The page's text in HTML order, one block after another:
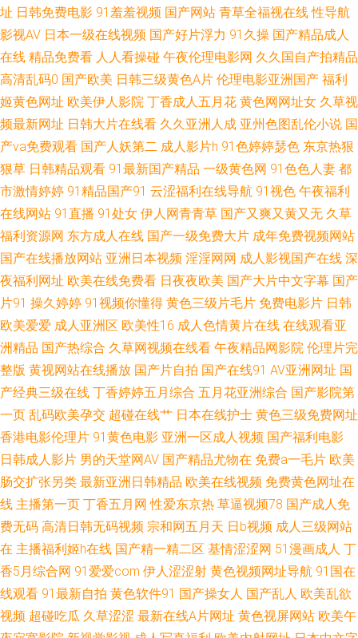
人妻视频网 蜜臀福利91av网 91论坛国产在线视频 日韩欧美瑟瑟网站 色网址
国产全资源在线 AV手机网址 91视频在线免费入口 91原创国产精品 91白浆
91九色真实吃瓜 国内版肏屄视频 熟女二区国产 精品东京热av 91P0狼人社
91黄色91刺激 伊人美女大香蕉 男女av天堂 国际东方AV在线 91视频观看 婷
婷社区成人 久久精品超碰 97国产情侣自拍 影音先锋在线观看麻豆 亚欧色图
有码 日韩福利一区 国产91日本精品 91网页版色色 亚洲日韩国产成人在线 欧
美亚洲日韩国产 导航99亚洲 成人性爱网在线 91在线观看玖玖 亚洲美女毛片
网站 欧美入口一二三 精品无码一区二区无码 婷婷六月se 青青草原社区 国产
精品久久精 丁香婷婷综合激情 91在线视频福利观看 影音先峰AV最新资源 日
韩123级 国产欧美 91社私密麻豆 51色色黑料综合 欧美色色欧美sss 欧美性
五月天 久荜中文字幕 国产91尤物视频网址 大香蕉伊人素人 午夜福利视频合
啪 日韩丝袜美腿精品另类 91人妻激情视频 最新肏屄网 91高潮熟女 女同15p
尤物成人在线 人妖人妖 免费的91黄色直播 女同日本韩欧 国产美女 91探花在
线观看百度 影音先锋中文字幕亚洲 熟女91九色 国产综合欧美日韩一 福利姬
萌萌兔 91大神电影在线观看 97mm美眉福利视频 丝瓜肏肏 久久欧洲色 不卡
址 日韩免费电影 91羞羞视频 国产网站 青草全福视在线 性导航
影视AV 日本一级在线视频 国产好片浮力 91久操 国产精品成人
在线 精品免费看 人人看操碰 午夜伦理电影网 久久国自产拍精品
高清乱码0 国产欧美 日韩三级黄色A片 伦理电影亚洲国产 福利
姬黄色网址 欧美伊人影院 丁香成人五月花 黄色网网址女 久草视
频最新网址 日韩大片在线看 久久亚洲人成 亚州色图乱伦小说 国
产va免费观看 国产人妖第二 成人影片h 91色婷婷瑟色 东京热狠
狠草 日韩精品观看 91最新国产精品 一级黄色网 91色色人妻 都
市激情婷婷 91精品国产91 云涩福利在线导航 91视色 午夜福利
在线网站 91直播 91处女 伊人网青青草 国产又爽又黄又无 久草
福利资源网 东方成人在线 国产一级免费大片 成年免费视频网站
国产在线播放网站 亚洲日本视频 淫淫网网 成人影视国产在线 深
夜福利网址 欧美在线免费看 日夜夜欧美 国产大片中文字幕 国产
片91 操久婷婷 91视频你懂得 黄色三级片毛片 免费电影片 日韩
欧美爱爱 成人亚洲区 欧美性16 成人色情黄片在线 在线观看亚
洲精品 国产热综合 久草网视频在线看 午夜精品网影院 伦理片完
整版 黄视网站在线播放 国产片自拍 国产在线91 AV亚洲网址 国
产经典三级在线 丁香婷婷五月综合 五月花亚洲综合 国产影院第
一页 乱码欧美孕交 超碰在线艹 日本在线护士 黄色三级免费网址
香港电影伦理片 91黄色电影 亚洲一区成人视频 国产福利电影
日韩成人影片 男的天堂网AV 国产精品尤物在 免费a一毛片 欧美
肠交扩张另类 最新亚洲日韩精品 欧美在线视频 免费黄色网址在
线 主播第一页 丁香五月网 性爱东京热 草逼视频78 国产成人免
费无码 高清日韩无码视频 宗和网五月天 日b视频 成人三级网站
在 主播福利姬h在线 国产精一精二区 基情涩涩网 51漫画成人 丁
香5月综合网 91爱爱com 伊人涩涩射 黄色视频网址导航 91国在
线观看 91最新自拍 黄色软件91 国产操女人 国产乱人 欧美乱欲
视频 超碰吃瓜 久草涩涩 最新在线A片网址 黄色视屏网站 欧美午